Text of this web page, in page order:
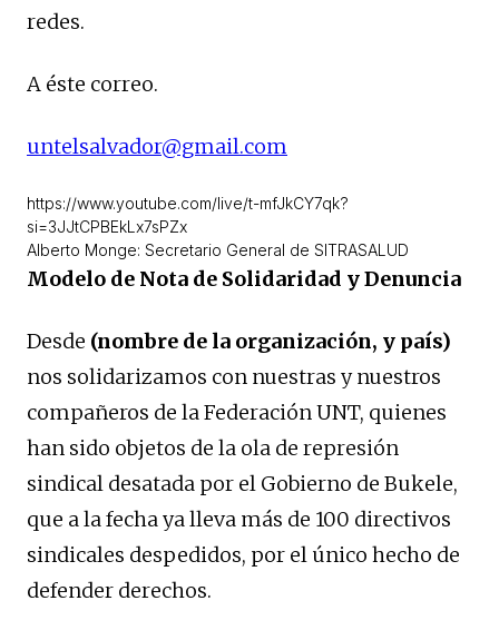
redes.
A éste correo.
untelsalvador@gmail.com
https://www.youtube.com/live/t-mfJkCY7qk?
si=3JJtCPBEkLx7sPZx
Alberto Monge: Secretario General de SITRASALUD
Modelo de Nota de Solidaridad y Denuncia
Desde (nombre de la organización, y país)
nos solidarizamos con nuestras y nuestros
compañeros de la Federación UNT, quienes
han sido objetos de la ola de represión
sindical desatada por el Gobierno de Bukele,
que a la fecha ya lleva más de 100 directivos
sindicales despedidos, por el único hecho de
defender derechos.